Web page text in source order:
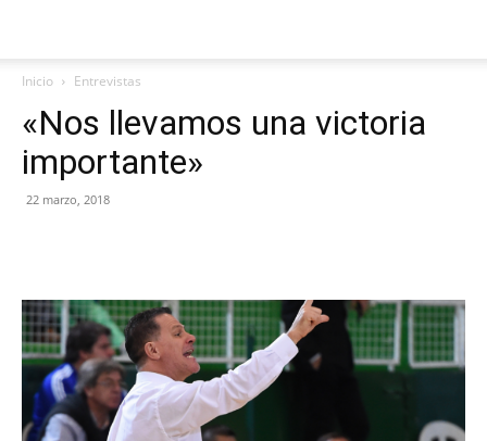
Inicio Entrevistas
«Nos llevamos una victoria
importante»
22 marzo, 2018